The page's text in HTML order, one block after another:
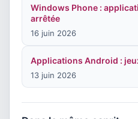
Windows Phone :
arrêtée
16 juin 2026
Applications Android :
13 juin 2026